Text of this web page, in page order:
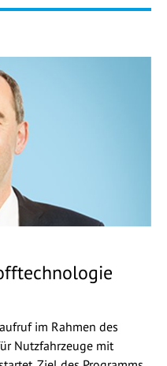
im Rahmen des
Nutzfahrzeuge mit